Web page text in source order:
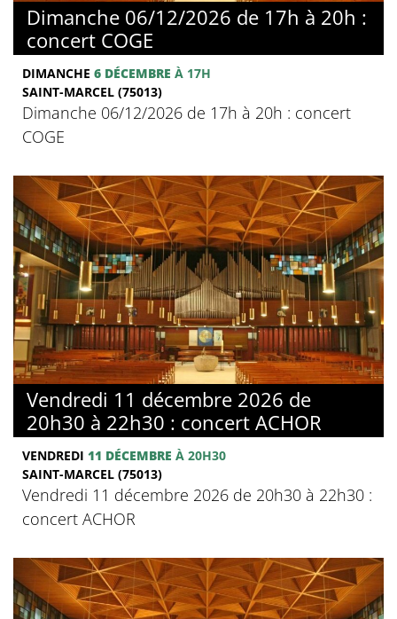
Dimanche 06/12/2026 de 17h à 20h :
concert COGE
DIMANCHE 6 DÉCEMBRE À 17H
SAINT-MARCEL (75013)
Dimanche 06/12/2026 de 17h à 20h : concert
COGE
Vendredi 11 décembre 2026 de
20h30 à 22h30 : concert ACHOR
VENDREDI 11 DÉCEMBRE À 20H30
SAINT-MARCEL (75013)
Vendredi 11 décembre 2026 de 20h30 à 22h30 :
concert ACHOR